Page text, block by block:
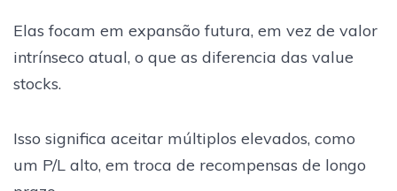
Elas focam em expansão futura, em vez de valor
intrínseco atual, o que as diferencia das value
stocks.
Isso significa aceitar múltiplos elevados, como
um P/L alto, em troca de recompensas de longo